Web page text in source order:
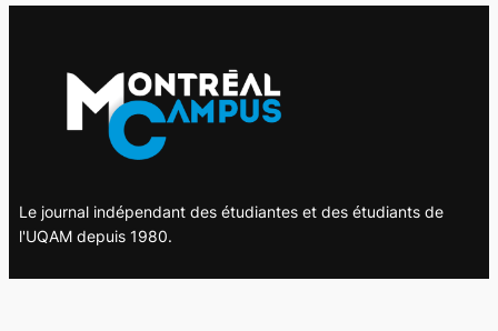
Le journal indépendant des étudiantes et des étudiants de
l'UQAM depuis 1980.